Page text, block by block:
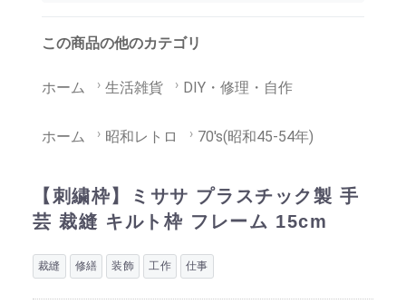
この商品の他のカテゴリ
ホーム 生活雑貨 DIY・修理・自作
ホーム 昭和レトロ 70's(昭和45-54年)
【刺繍枠】ミササ プラスチック製 手
芸 裁縫 キルト枠 フレーム 15cm
裁縫 修繕 装飾 工作 仕事